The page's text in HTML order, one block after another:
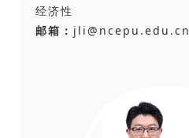
经济性
邮箱： jli@ncepu.edu.cn